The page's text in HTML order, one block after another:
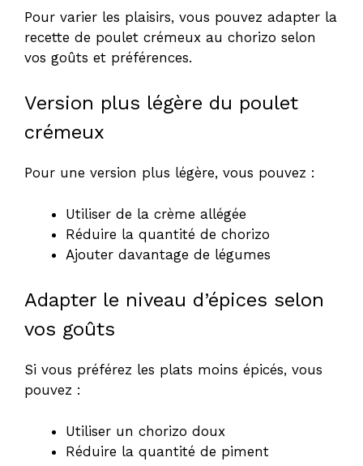
Pour varier les plaisirs, vous pouvez adapter la
recette de poulet crémeux au chorizo selon
vos goûts et préférences.
Version plus légère du poulet
crémeux
Pour une version plus légère, vous pouvez :
Utiliser de la crème allégée
Réduire la quantité de chorizo
Ajouter davantage de légumes
Adapter le niveau d’épices selon
vos goûts
Si vous préférez les plats moins épicés, vous
pouvez :
Utiliser un chorizo doux
Réduire la quantité de piment